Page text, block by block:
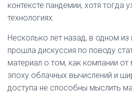
контексте пандемии, хотя тогда
технологиях.
Несколько лет назад, в одном из
прошла дискуссия по поводу
материал о том, как компании
эпоху облачных вычислений и
доступа не способны мыслить